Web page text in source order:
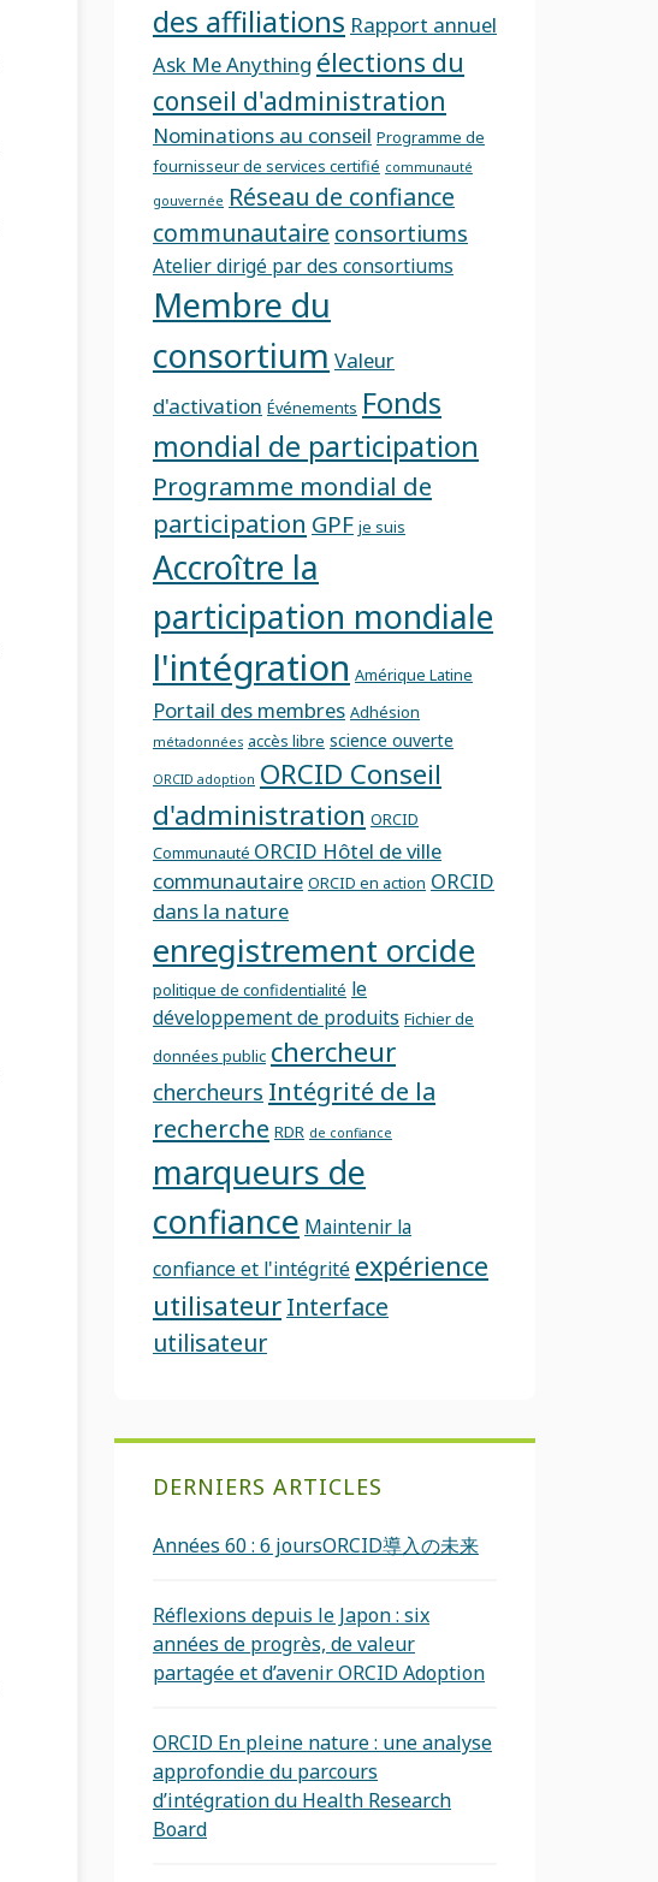
des affiliations Rapport annuel
Ask Me Anything élections du
conseil d'administration
Nominations au conseil Programme de
fournisseur de services certifié communauté
gouvernée Réseau de confiance
communautaire consortiums
Atelier dirigé par des consortiums
Membre du
consortium Valeur
d'activation Événements Fonds
mondial de participation
Programme mondial de
participation GPF je suis
Accroître la
participation mondiale
l'intégration Amérique Latine
Portail des membres Adhésion
métadonnées accès libre science ouverte
ORCID adoption ORCID Conseil
d'administration ORCID
Communauté ORCID Hôtel de ville
communautaire ORCID en action ORCID
dans la nature
enregistrement orcide
politique de confidentialité le
développement de produits Fichier de
données public chercheur
chercheurs Intégrité de la
recherche RDR de confiance
marqueurs de
confiance Maintenir la
confiance et l'intégrité expérience
utilisateurInterface
utilisateur
DERNIERS ARTICLES
Années 60 : 6 joursORCID導入の未来
Réflexions depuis le Japon : six
années de progrès, de valeur
partagée et d’avenir ORCID Adoption
ORCID En pleine nature : une analyse
approfondie du parcours
d’intégration du Health Research
Board